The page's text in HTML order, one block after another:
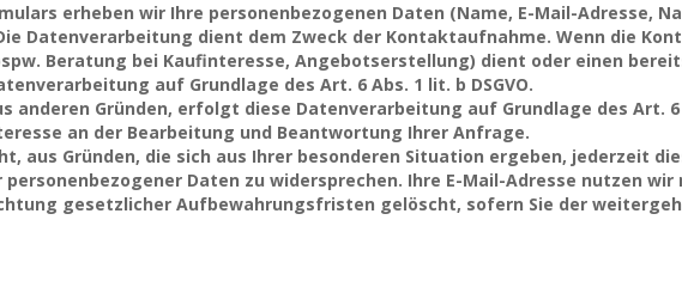
erheben wir Ihre personenbezogenen Daten (Name, E-Mail-Adresse,
Datenverarbeitung dient dem Zweck der Kontaktaufnahme. Wenn die
Beratung bei Kaufinteresse, Angebotserstellung) dient oder einen
auf Grundlage des Art. 6 Abs. 1 lit. b DSGVO.
Gründen, erfolgt diese Datenverarbeitung auf Grundlage des Art. 6
an der Bearbeitung und Beantwortung Ihrer Anfrage.
aus Gründen, die sich aus Ihrer besonderen Situation ergeben, jederzeit
Daten zu widersprechen. Ihre E-Mail-Adresse nutzen
gesetzlicher Aufbewahrungsfristen gelöscht, sofern Sie der